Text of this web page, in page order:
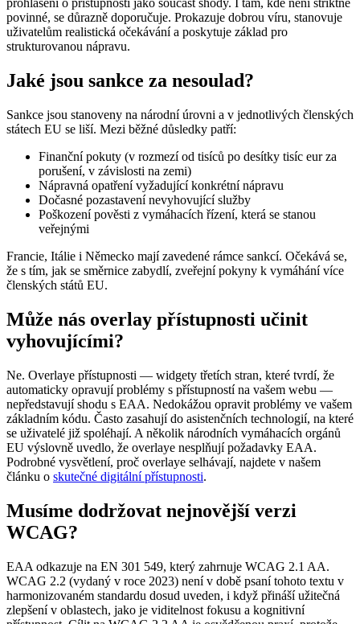
prohlášení o přístupnosti jako součást shody. I tam, kde není striktně
povinné, se důrazně doporučuje. Prokazuje dobrou víru, stanovuje
uživatelům realistická očekávání a poskytuje základ pro
strukturovanou nápravu.
Jaké jsou sankce za nesoulad?
Sankce jsou stanoveny na národní úrovni a v jednotlivých členských
státech EU se liší. Mezi běžné důsledky patří:
Finanční pokuty (v rozmezí od tisíců po desítky tisíc eur za
porušení, v závislosti na zemi)
Nápravná opatření vyžadující konkrétní nápravu
Dočasné pozastavení nevyhovující služby
Poškození pověsti z vymáhacích řízení, která se stanou
veřejnými
Francie, Itálie i Německo mají zavedené rámce sankcí. Očekává se,
že s tím, jak se směrnice zabydlí, zveřejní pokyny k vymáhání více
členských států EU.
Může nás overlay přístupnosti učinit
vyhovujícími?
Ne. Overlaye přístupnosti — widgety třetích stran, které tvrdí, že
automaticky opravují problémy s přístupností na vašem webu —
nepředstavují shodu s EAA. Nedokážou opravit problémy ve vašem
základním kódu. Často zasahují do asistenčních technologií, na které
se uživatelé již spoléhají. A několik národních vymáhacích orgánů
EU výslovně uvedlo, že overlaye nesplňují požadavky EAA.
Podrobné vysvětlení, proč overlaye selhávají, najdete v našem
článku o skutečné digitální přístupnosti.
Musíme dodržovat nejnovější verzi
WCAG?
EAA odkazuje na EN 301 549, který zahrnuje WCAG 2.1 AA.
WCAG 2.2 (vydaný v roce 2023) není v době psaní tohoto textu v
harmonizovaném standardu dosud uveden, i když přináší užitečná
zlepšení v oblastech, jako je viditelnost fokusu a kognitivní